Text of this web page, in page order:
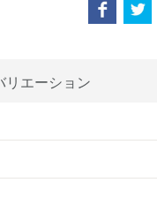
リエーション